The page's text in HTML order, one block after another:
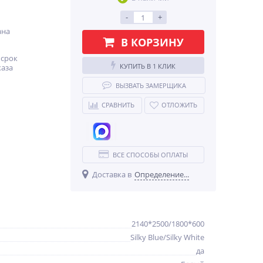
%
ФЯ Флэт 30.60 316*596*16
- +
В КОРЗИНУ
КУПИТЬ В 1 КЛИК
ВЫЗВАТЬ ЗАМЕРЩИКА
СРАВНИТЬ ОТЛОЖИТЬ
ВСЕ СПОСОБЫ ОПЛАТЫ
Доставка в Определение...
2140*2500/1800*600
Silky Blue/Silky White
да